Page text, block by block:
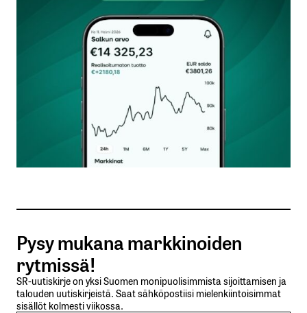
Kommentti*
Nimesi tai nimimerkkisi
Sähköpostiosoitteesi
Tilaa SalkunRakentajan uutiskirje
Lähetä kommentti
Pysy mukana markkinoiden
rytmissä!
SR-uutiskirje on yksi Suomen monipuolisimmista sijoittamisen ja
talouden uutiskirjeistä. Saat sähköpostiisi mielenkiintoisimmat
sisällöt kolmesti viikossa.